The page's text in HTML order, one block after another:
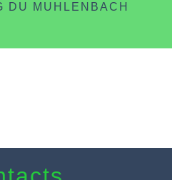
DU MUHLENBACH